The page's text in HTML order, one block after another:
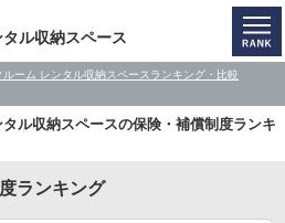
ル収納スペース
ルーム レンタル収納スペースランキング・比較
タル収納スペースの保険・補償制度ランキ
ランキング